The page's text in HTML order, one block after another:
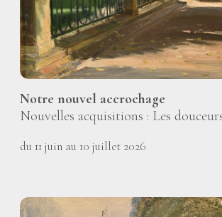
Notre nouvel accrochage
Nouvelles acquisitions : Les
du 11 juin au 10 juillet 2026